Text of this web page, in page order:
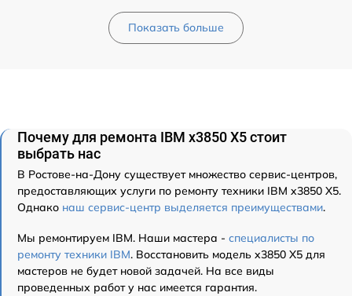
Показать больше
Почему для ремонта IBM x3850 X5 стоит
выбрать нас
В Ростове-на-Дону существует множество сервис-центров,
предоставляющих услуги по ремонту техники IBM x3850 X5.
Однако наш сервис-центр выделяется преимуществами.
Мы ремонтируем IBM. Наши мастера - специалисты по
ремонту техники IBM. Восстановить модель x3850 X5 для
мастеров не будет новой задачей. На все виды
проведенных работ у нас имеется гарантия.